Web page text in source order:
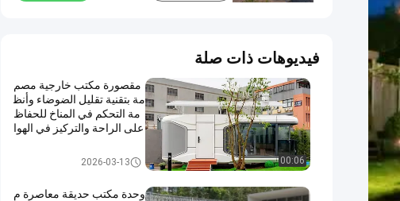
فيديوهات ذات صلة
00:06
مقصورة مكتب خارجية مصم
مة بتقنية تقليل الضوضاء وأنظ
مة التحكم في المناخ للحفاظ
على الراحة والتركيز في الهوا
غطاء مكتب خارجي2026-03-13
وحدة مكتب حديقة معاصرة م